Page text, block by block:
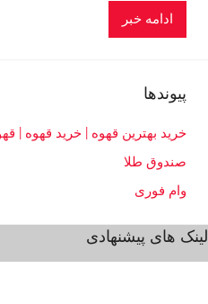
ادامه خبر
پیوندها
خرید بهترین قهوه | خرید قهوه |
صندوق طلا
وام فوری
لینک های پیشنهادی